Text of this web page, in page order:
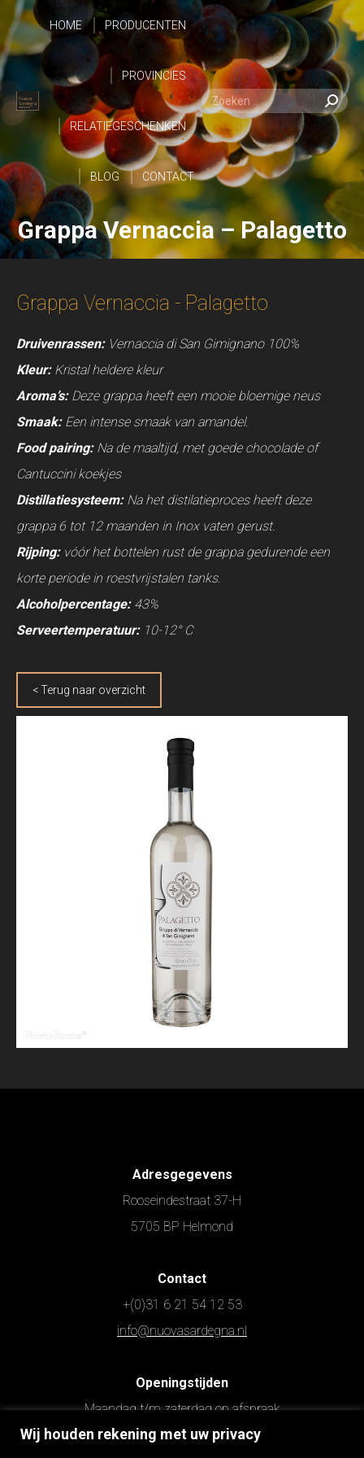
Wij houden rekening met uw privacy
HOME PRODUCENTEN
PROVINCIES
RELATIEGESCHENKEN
BLOG CONTACT
Zoeken:
Grappa Vernaccia – Palagetto
Grappa Vernaccia - Palagetto
Druivenrassen:Vernaccia di San Gimignano 100%
Kleur: Kristal heldere kleur
Aroma’s: Deze grappa heeft een mooie bloemige neus
Smaak:Een intense smaak van amandel.
Food pairing:Na de maaltijd, met goede chocolade of
Cantuccini koekjes
Distillatiesysteem: Na het distilatieproces heeft deze
grappa 6 tot 12 maanden in Inox vaten gerust.
Rijping:vóór het bottelen rust de grappa gedurende een
korte periode in roestvrijstalen tanks.
Alcoholpercentage:43%
Serveertemperatuur:10-12° C
< Terug naar overzicht
Adresgegevens
Rooseindestraat 37-H
5705 BP Helmond
Contact
+(0)31 6 21 54 12 53
info@nuovasardegna.nl
Openingstijden
Maandag t/m zaterdag op afspraak
Zondag gesloten
HOME
PRODUCENTEN
PROVINCIES
RELATIEGESCHENKEN
BLOG CONTACT
Zoeken: